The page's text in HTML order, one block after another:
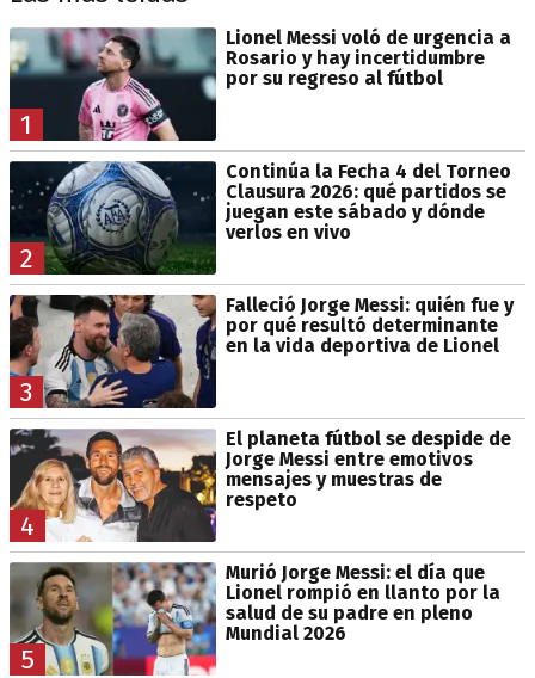
1
Lionel Messi voló de urgencia a
Rosario y hay incertidumbre
por su regreso al fútbol
2
Continúa la Fecha 4 del Torneo
Clausura 2026: qué partidos se
juegan este sábado y dónde
verlos en vivo
3
Falleció Jorge Messi: quién fue y
por qué resultó determinante
en la vida deportiva de Lionel
4
El planeta fútbol se despide de
Jorge Messi entre emotivos
mensajes y muestras de
respeto
5
Murió Jorge Messi: el día que
Lionel rompió en llanto por la
salud de su padre en pleno
Mundial 2026